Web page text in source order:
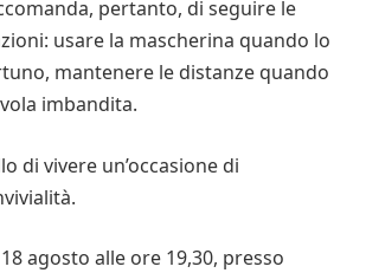
pertanto, di seguire le
usare la mascherina quando lo
mantenere le distanze quando
imbandita.
di vivere un’occasione di
agosto alle ore 19,30, presso